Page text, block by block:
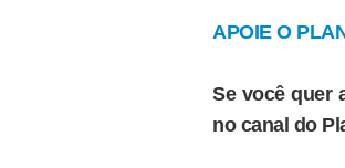
APOIE O
Se você quer
no canal do